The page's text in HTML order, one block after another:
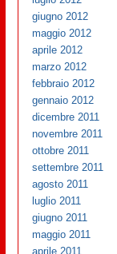
giugno 2012
maggio 2012
aprile 2012
marzo 2012
febbraio 2012
gennaio 2012
dicembre 2011
novembre 2011
ottobre 2011
settembre 2011
agosto 2011
luglio 2011
giugno 2011
maggio 2011
aprile 2011